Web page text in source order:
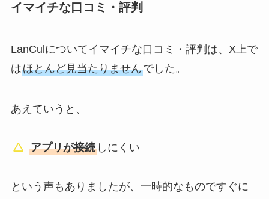
イマイチな口コミ・評判
LanCulについてイマイチな口コミ・評判は、X上で
はほとんど見当たりませんでした。
あえていうと、
アプリが接続 しにくい
という声もありましたが、一時的なものですぐに